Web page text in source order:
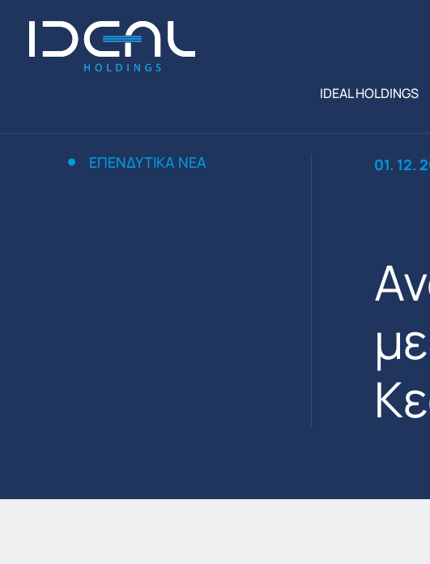
IDEAL HOLDINGS
ΕΠΕΝΔΥΤΙΚΆ ΝΈΑ 01. 12.